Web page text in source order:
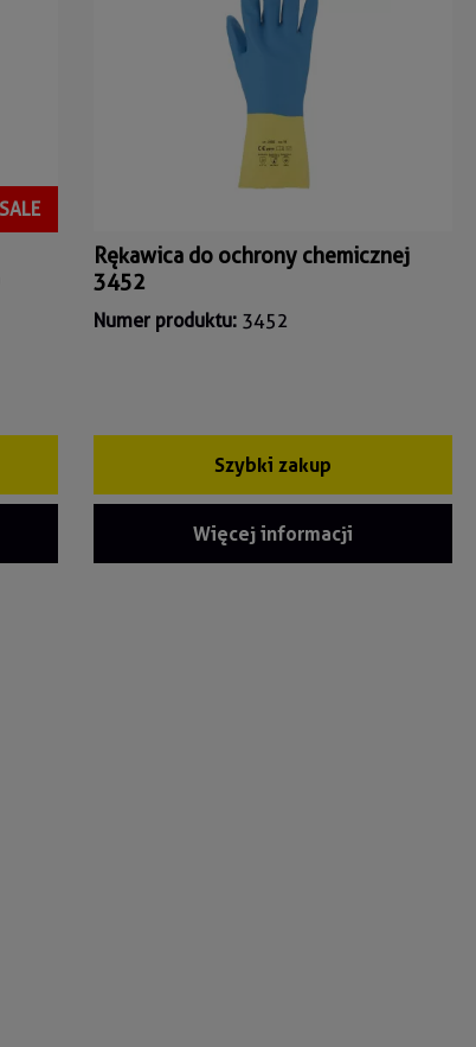
SALE
Rękawica do ochrony chemicznej
3452
Numer produktu: 3452
Szybki zakup
Więcej informacji